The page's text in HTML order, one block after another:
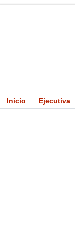
Inicio Ejecutiva